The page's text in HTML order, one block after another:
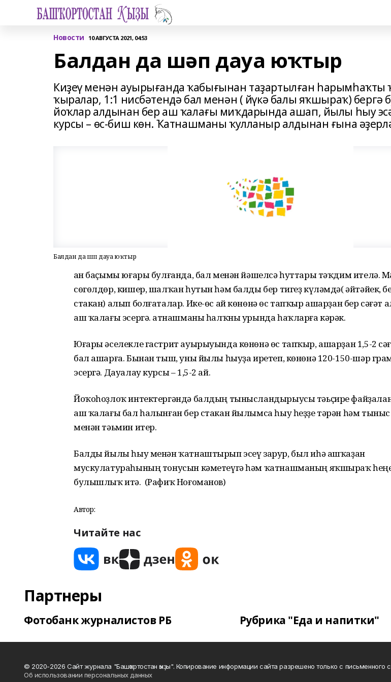
Новости 10 АВГУСТА 2021, 04:53
Балдан да шәп дауа юҡтыр
Киҙеү менән ауырығанда ҡабығынан таҙартылған һарымһаҡты
ҡыралар, 1:1 нисбәтендә бал менән ( йүкә балы яҡшыраҡ) бергә
йоҡлар алдынан бер аш ҡалағы миҡдарында ашап, йылы һыу
курсы – өс-биш көн. Ҡатнашманы ҡулланыр алдынан ғына
Балдан да шәп дауа юҡтыр
Ҡан баҫымы юғары булғанда, бал менән йәшелсә һуттары тәҡдим ителә.
сөгөлдөр, кишер, шалҡан һутын һәм балды бер тигеҙ күләмдә( әйтәйек,
стакан) алып болғаталар. Ике-өс ай көнөнә өс тапҡыр ашарҙан бер сәғәт
аш ҡалағы эсергә. Ҡатнашманы һалҡны урында һаҡларға кәрәк.
Юғары әселекле гастрит ауырыуында көнөнә өс тапҡыр, ашарҙан 1,5-2
бал ашарға. Бынан тыш, уны йылы һыуҙа иретеп, көнөнә 120-150-шәр
эсергә. Дауалау курсы – 1,5-2 ай.
Йоҡоһоҙлоҡ интектергәндә балдың тынысландырыусы тәьҫире
аш ҡалағы бал һалынған бер стакан йылымса һыу һеҙҙе тәрән һәм
менән тәьмин итер.
Балды йылы һыу менән ҡатнаштырып эсеү зарур, был иһә ашҡаҙан
мускулатураһының тонусын кәметеүгә һәм ҡатнашманың яҡшыраҡ
булышлыҡ итә. (Рафиҡ Ноғоманов)
Автор:
Читайте нас
Партнеры
Фотобанк журналистов РБ Рубрика "Еда и напитки"
© 2020-2026 Сайт журнала "Башҡортостан ҡыҙы". Копирование информации сайта разрешено только с письменного
Об использовании персональных данных